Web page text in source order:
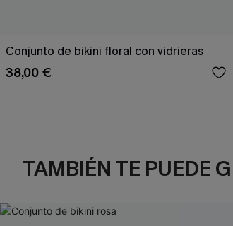
Conjunto de bikini floral con vidrieras
38,00 €
TAMBIÉN TE PUEDE